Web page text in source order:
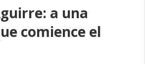
a una
comience el